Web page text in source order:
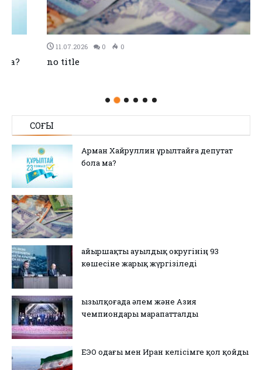
11.07.2026 0 0
no title
СОҢҒЫ
Арман Хайруллин Құрылтайға депутат
бола ма?
Қайыршақты ауылдық округінің 93
көшесіне жарық жүргізіледі
Қызылқоғада әлем және Азия
чемпиондары марапатталды
ЕЭО одағы мен Иран келісімге қол қойды